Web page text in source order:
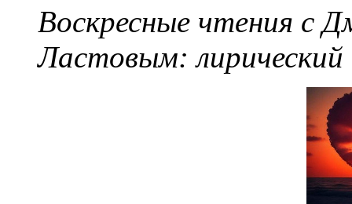
Воскресные чтения с
Ластовым: